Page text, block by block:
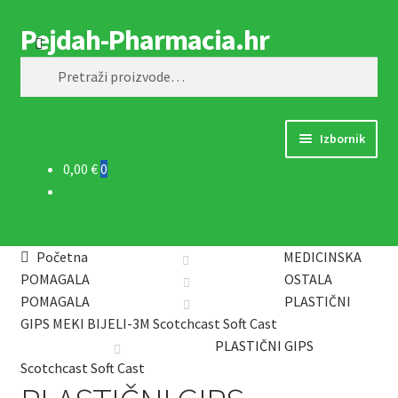
Preskoči
na
navigaciju
Skoči
do
sadržaja
Pejdah-Pharmacia.hr
Pretraži
Izbornik
Naslovnica
MEDICINSKA POMAGALA
OPREMA ZA VJEŽBANJE
DJEČJE PAPUČE
0,00 €0
Početna
MEDICINSKA
POMAGALA
OSTALA
POMAGALA
PLASTIČNI
GIPS MEKI BIJELI-3M Scotchcast Soft Cast
PLASTIČNI GIPS
Scotchcast Soft Cast